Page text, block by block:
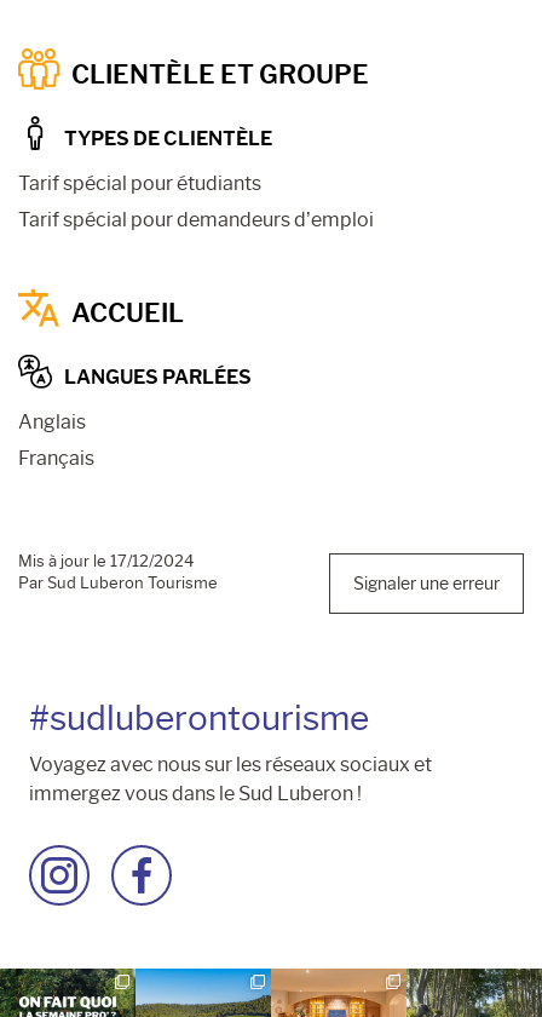
CLIENTÈLE ET GROUPE
TYPES DE CLIENTÈLE
Tarif spécial pour étudiants
Tarif spécial pour demandeurs d’emploi
ACCUEIL
LANGUES PARLÉES
Anglais
Français
Mis à jour le 17/12/2024
Par Sud Luberon Tourisme
Signaler une erreur
#sudluberontourisme
Voyagez avec nous sur les réseaux sociaux et
immergez vous dans le Sud Luberon !
Accéder
à
Instagram
Accéder
à
Facebook